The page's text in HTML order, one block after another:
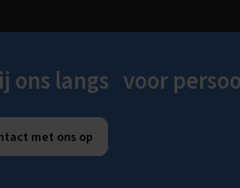
ons langs voor
met ons op